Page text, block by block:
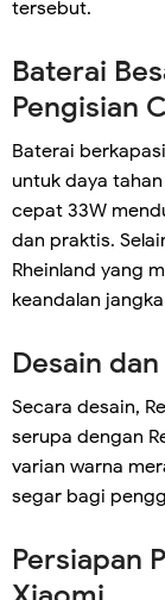
tersebut.
Baterai
Pengisian
Baterai
untuk daya
cepat 33W
dan praktis.
Rheinland yang
keandalan
Desain
Secara desain,
serupa dengan
varian warna
segar bagi
Persiapan